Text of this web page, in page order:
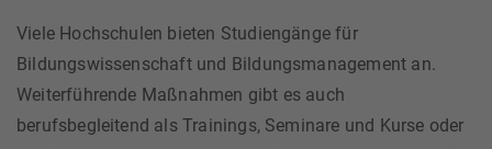
Viele Hochschulen bieten Studiengänge für
Bildungswissenschaft und Bildungsmanagement an.
Weiterführende Maßnahmen gibt es auch
berufsbegleitend als Trainings, Seminare und Kurse oder